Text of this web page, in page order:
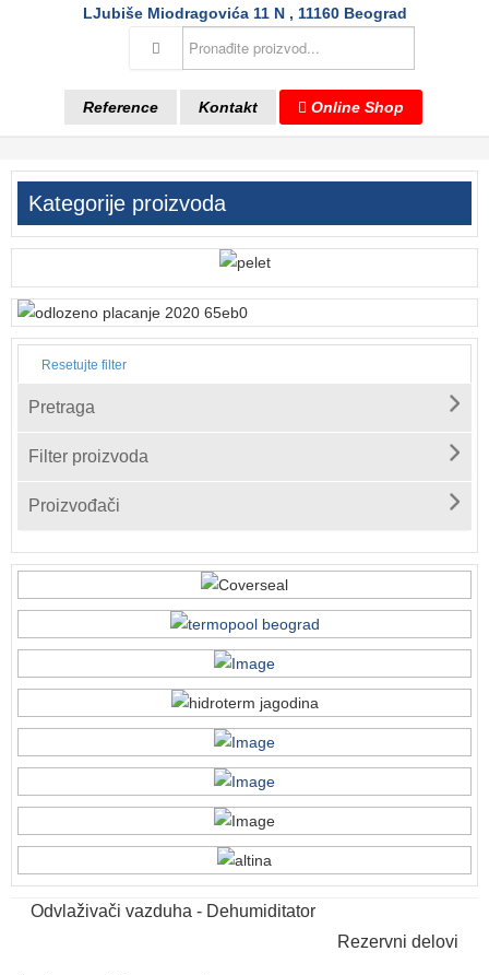
LJubiše Miodragovića 11 N , 11160 Beograd
Reference Kontakt Online Shop
Kategorije proizvoda
Resetujte filter
Pretraga
Filter proizvoda
Proizvođači
Odvlaživači vazduha - Dehumiditator
Rezervni delovi